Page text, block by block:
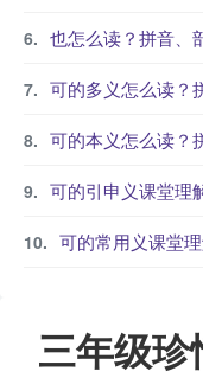
也怎么读？拼音、
可的多义怎么读？
可的本义怎么读？
可的引申义课堂理
可的常用义课堂
三年级珍